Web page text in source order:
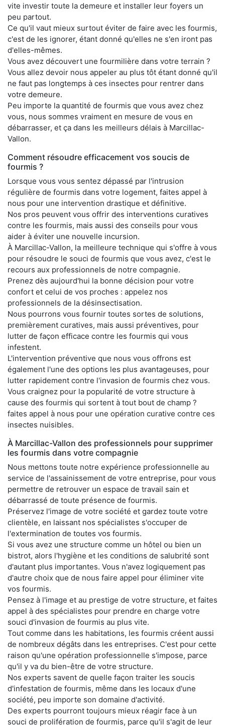
vite investir toute la demeure et installer leur foyers un
peu partout.
Ce qu'il vaut mieux surtout éviter de faire avec les fourmis,
c'est de les ignorer, étant donné qu'elles ne s'en iront pas
d'elles-mêmes.
Vous avez découvert une fourmilière dans votre terrain ?
Vous allez devoir nous appeler au plus tôt étant donné qu'il
ne faut pas longtemps à ces insectes pour rentrer dans
votre demeure.
Peu importe la quantité de fourmis que vous avez chez
vous, nous sommes vraiment en mesure de vous en
débarrasser, et ça dans les meilleurs délais à Marcillac-
Vallon.
Comment résoudre efficacement vos soucis de
fourmis ?
Lorsque vous vous sentez dépassé par l'intrusion
régulière de fourmis dans votre logement, faites appel à
nous pour une intervention drastique et définitive.
Nos pros peuvent vous offrir des interventions curatives
contre les fourmis, mais aussi des conseils pour vous
aider à éviter une nouvelle incursion.
À Marcillac-Vallon, la meilleure technique qui s'offre à vous
pour résoudre le souci de fourmis que vous avez, c'est le
recours aux professionnels de notre compagnie.
Prenez dès aujourd'hui la bonne décision pour votre
confort et celui de vos proches : appelez nos
professionnels de la désinsectisation.
Nous pourrons vous fournir toutes sortes de solutions,
premièrement curatives, mais aussi préventives, pour
lutter de façon efficace contre les fourmis qui vous
infestent.
L'intervention préventive que nous vous offrons est
également l'une des options les plus avantageuses, pour
lutter rapidement contre l'invasion de fourmis chez vous.
Vous craignez pour la popularité de votre structure à
cause des fourmis qui sortent à tout bout de champ ?
faites appel à nous pour une opération curative contre ces
insectes nuisibles.
À Marcillac-Vallon des professionnels pour supprimer
les fourmis dans votre compagnie
Nous mettons toute notre expérience professionnelle au
service de l'assainissement de votre entreprise, pour vous
permettre de retrouver un espace de travail sain et
débarrassé de toute présence de fourmis.
Préservez l'image de votre société et gardez toute votre
clientèle, en laissant nos spécialistes s'occuper de
l'extermination de toutes vos fourmis.
Si vous avez une structure comme un hôtel ou bien un
bistrot, alors l'hygiène et les conditions de salubrité sont
d'autant plus importantes. Vous n'avez logiquement pas
d'autre choix que de nous faire appel pour éliminer vite
vos fourmis.
Pensez à l'image et au prestige de votre structure, et faites
appel à des spécialistes pour prendre en charge votre
souci d'invasion de fourmis au plus vite.
Tout comme dans les habitations, les fourmis créent aussi
de nombreux dégâts dans les entreprises. C'est pour cette
raison qu'une opération professionnelle s'impose, parce
qu'il y va du bien-être de votre structure.
Nos experts savent de quelle façon traiter les soucis
d'infestation de fourmis, même dans les locaux d'une
société, peu importe son domaine d'activité.
Des experts pourront toujours mieux réagir face à un
souci de prolifération de fourmis, parce qu'il s'agit de leur